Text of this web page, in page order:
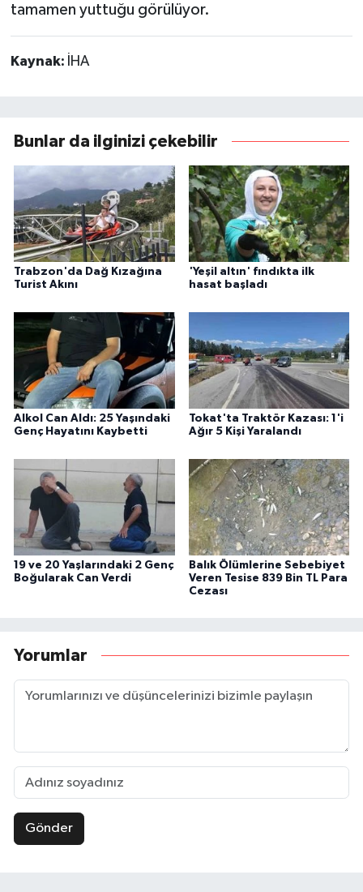
tamamen yuttuğu görülüyor.
Kaynak: İHA
Bunlar da ilginizi çekebilir
Trabzon'da Dağ Kızağına
Turist Akını
'Yeşil altın' fındıkta ilk
hasat başladı
Alkol Can Aldı: 25 Yaşındaki
Genç Hayatını Kaybetti
Tokat'ta Traktör Kazası: 1'i
Ağır 5 Kişi Yaralandı
19 ve 20 Yaşlarındaki 2 Genç
Boğularak Can Verdi
Balık Ölümlerine Sebebiyet
Veren Tesise 839 Bin TL Para
Cezası
Yorumlar
Gönder